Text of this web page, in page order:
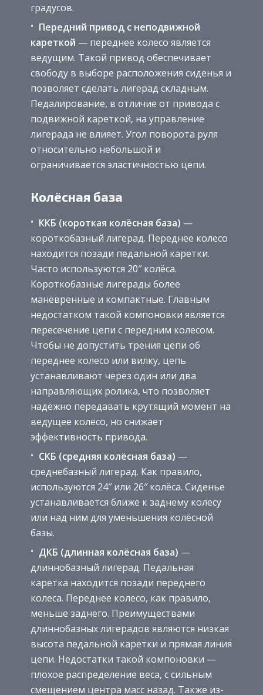
градусов.
Передний привод с неподвижной
кареткой — переднее колесо является
ведущим. Такой привод обеспечивает
свободу в выборе расположения сиденья и
позволяет сделать лигерад складным.
Педалирование, в отличие от привода с
подвижной кареткой, на управление
лигерада не влияет. Угол поворота руля
относительно небольшой и
ограничивается эластичностью цепи.
Колёсная база
ККБ (короткая колёсная база) —
короткобазный лигерад. Переднее колесо
находится позади педальной каретки.
Часто используются 20″ колёса.
Короткобазные лигерады более
манёвренные и компактные. Главным
недостатком такой компоновки является
пересечение цепи с передним колесом.
Чтобы не допустить трения цепи об
переднее колесо или вилку, цепь
устанавливают через один или два
направляющих ролика, что позволяет
надёжно передавать крутящий момент на
ведущее колесо, но снижает
эффективность привода.
СКБ (средняя колёсная база) —
среднебазный лигерад. Как правило,
используются 24″ или 26″ колёса. Сиденье
устанавливается ближе к заднему колесу
или над ним для уменьшения колёсной
базы.
ДКБ (длинная колёсная база) —
длиннобазный лигерад. Педальная
каретка находится позади переднего
колеса. Переднее колесо, как правило,
меньше заднего. Преимуществами
длиннобазных лигерадов являются низкая
высота педальной каретки и прямая линия
цепи. Недостатки такой компоновки —
плохое распределение веса, с сильным
смещением центра масс назад. Также из-